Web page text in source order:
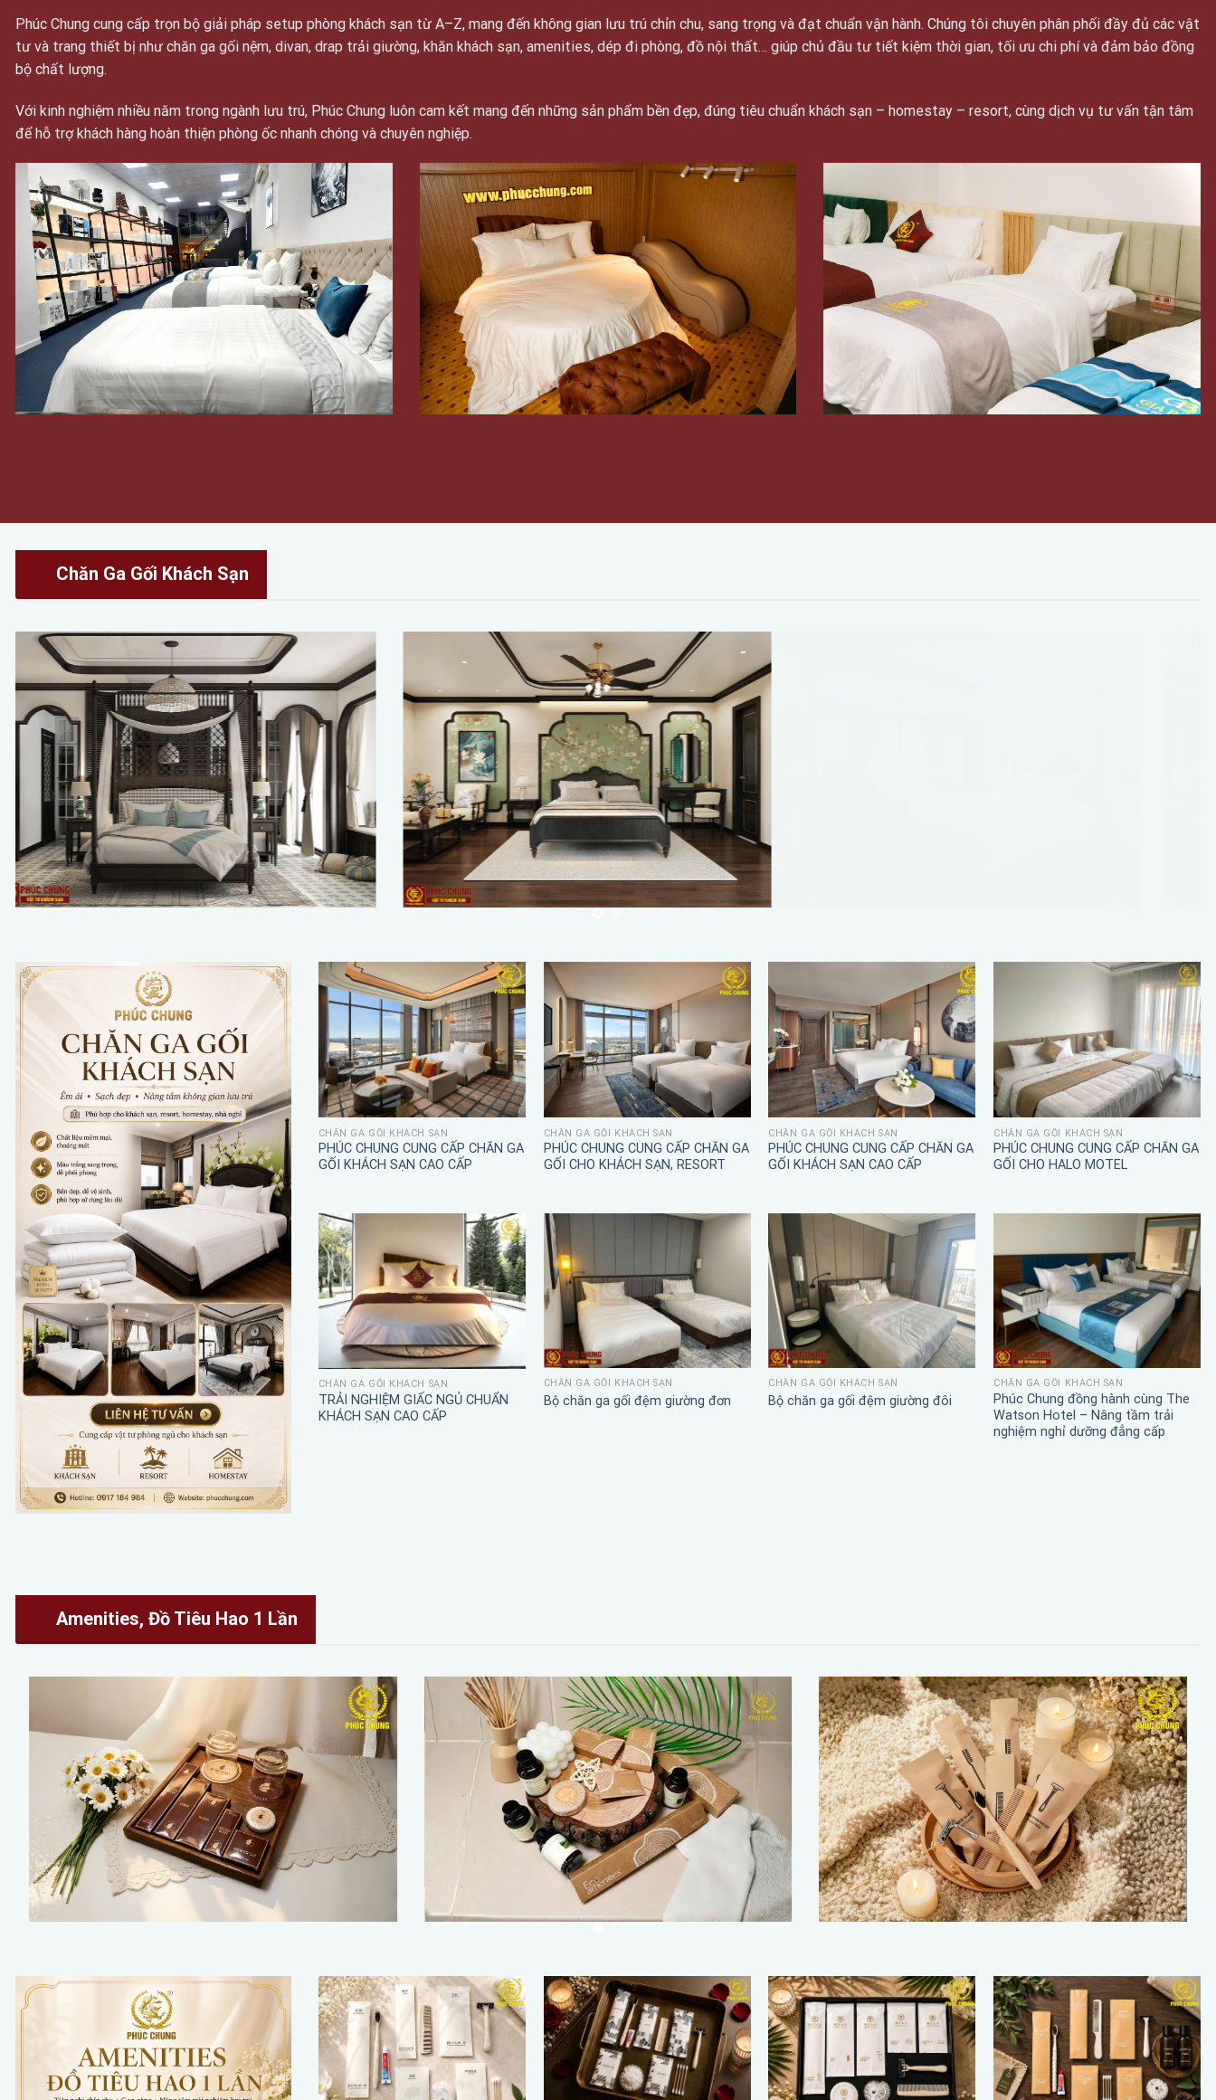
Phúc Chung cung cấp trọn bộ giải pháp setup phòng khách sạn từ A–Z, mang đến không gian lưu trú chỉn chu, sang trọng và đạt chuẩn vận hành. Chúng tôi chuyên phân phối đầy đủ các vật
tư và trang thiết bị như chăn ga gối nệm, divan, drap trải giường, khăn khách sạn, amenities, dép đi phòng, đồ nội thất… giúp chủ đầu tư tiết kiệm thời gian, tối ưu chi phí và đảm bảo đồng
bộ chất lượng.
Với kinh nghiệm nhiều năm trong ngành lưu trú, Phúc Chung luôn cam kết mang đến những sản phẩm bền đẹp, đúng tiêu chuẩn khách sạn – homestay – resort, cùng dịch vụ tư vấn tận tâm
để hỗ trợ khách hàng hoàn thiện phòng ốc nhanh chóng và chuyên nghiệp.
Chăn Ga Gối Khách Sạn
CHĂN GA GỐI KHÁCH SẠN
PHÚC CHUNG CUNG CẤP CHĂN GA
GỐI KHÁCH SẠN CAO CẤP
CHĂN GA GỐI KHÁCH SẠN
PHÚC CHUNG CUNG CẤP CHĂN GA
GỐI CHO KHÁCH SẠN, RESORT
CHĂN GA GỐI KHÁCH SẠN
PHÚC CHUNG CUNG CẤP CHĂN GA
GỐI KHÁCH SẠN CAO CẤP
CHĂN GA GỐI KHÁCH SẠN
PHÚC CHUNG CUNG CẤP CHĂN GA
GỐI CHO HALO MOTEL
CHĂN GA GỐI KHÁCH SẠN
TRẢI NGHIỆM GIẤC NGỦ CHUẨN
KHÁCH SẠN CAO CẤP
CHĂN GA GỐI KHÁCH SẠN
Bộ chăn ga gối đệm giường đơn
CHĂN GA GỐI KHÁCH SẠN
Bộ chăn ga gối đệm giường đôi
CHĂN GA GỐI KHÁCH SẠN
Phúc Chung đồng hành cùng The
Watson Hotel – Nâng tầm trải
nghiệm nghỉ dưỡng đẳng cấp
Amenities, Đồ Tiêu Hao 1 Lần